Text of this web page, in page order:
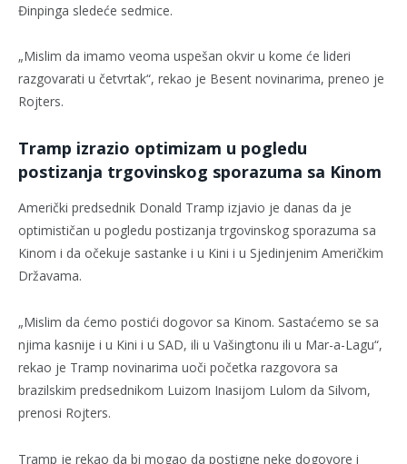
Đinpinga sledeće sedmice.
„Mislim da imamo veoma uspešan okvir u kome će lideri
razgovarati u četvrtak“, rekao je Besent novinarima, preneo je
Rojters.
Tramp izrazio optimizam u pogledu
postizanja trgovinskog sporazuma sa Kinom
Američki predsednik Donald Tramp izjavio je danas da je
optimističan u pogledu postizanja trgovinskog sporazuma sa
Kinom i da očekuje sastanke i u Kini i u Sjedinjenim Američkim
Državama.
„Mislim da ćemo postići dogovor sa Kinom. Sastaćemo se sa
njima kasnije i u Kini i u SAD, ili u Vašingtonu ili u Mar-a-Lagu“,
rekao je Tramp novinarima uoči početka razgovora sa
brazilskim predsednikom Luizom Inasijom Lulom da Silvom,
prenosi Rojters.
Tramp je rekao da bi mogao da postigne neke dogovore i